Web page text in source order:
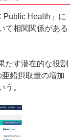
Public Health」に
て相関関係がある
たす潜在的な役割
鉛摂取量の増加
う。